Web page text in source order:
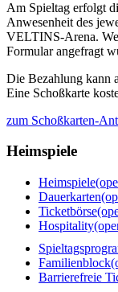
Am Spieltag erfolgt
Anwesenheit des
VELTINS-Arena.
Formular angefragt
Die Bezahlung kann
Eine Schoßkarte
zum Schoßkarten-
Heimspiele
Heimspiele
Dauerkarten
Ticketbörse
Hospitality
Familienblock
Barrierefreie